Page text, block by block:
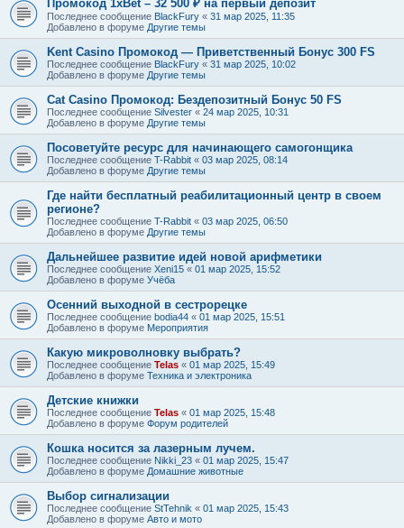
Промокод 1xBet – 32 500 ₽ на первый депозит
Последнее сообщение BlackFury « 31 мар 2025, 11:35
Добавлено в форуме Другие темы
Kent Casino Промокод — Приветственный Бонус 300 FS
Последнее сообщение BlackFury « 31 мар 2025, 10:02
Добавлено в форуме Другие темы
Cat Casino Промокод: Бездепозитный Бонус 50 FS
Последнее сообщение Silvester « 24 мар 2025, 10:31
Добавлено в форуме Другие темы
Посоветуйте ресурс для начинающего самогонщика
Последнее сообщение T-Rabbit « 03 мар 2025, 08:14
Добавлено в форуме Другие темы
Где найти бесплатный реабилитационный центр в своем
регионе?
Последнее сообщение T-Rabbit « 03 мар 2025, 06:50
Добавлено в форуме Другие темы
Дальнейшее развитие идей новой арифметики
Последнее сообщение Xeni15 « 01 мар 2025, 15:52
Добавлено в форуме Учёба
Осенний выходной в сестрорецке
Последнее сообщение bodia44 « 01 мар 2025, 15:51
Добавлено в форуме Мероприятия
Какую микроволновку выбрать?
Последнее сообщение Telas « 01 мар 2025, 15:49
Добавлено в форуме Техника и электроника
Детские книжки
Последнее сообщение Telas « 01 мар 2025, 15:48
Добавлено в форуме Форум родителей
Кошка носится за лазерным лучем.
Последнее сообщение Nikki_23 « 01 мар 2025, 15:47
Добавлено в форуме Домашние животные
Выбор сигнализации
Последнее сообщение StTehnik « 01 мар 2025, 15:43
Добавлено в форуме Авто и мото